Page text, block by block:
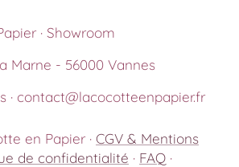
· Showroom
Marne - 56000 Vannes
· contact@lacocotteenpapier.fr
en Papier · CGV & Mentions
de confidentialité · FAQ ·